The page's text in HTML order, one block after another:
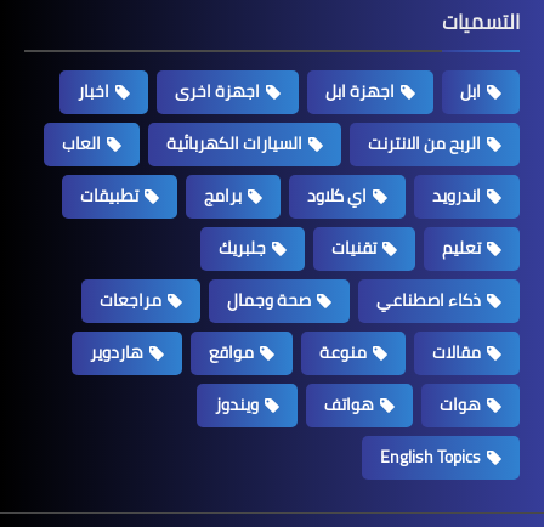
التسميات
ابل اجهزة ابل اجهزة اخرى
اخبار
الربح من الانترنت
السيارات الكهربائية
العاب
اندرويد
اي كلاود برامج
تطبيقات
تعليم
تقنيات
جلبريك
ذكاء اصطناعي
صحة وجمال
مراجعات
مقالات
منوعة مواقع
هاردوير
هوات
هواتف
ويندوز
English Topics